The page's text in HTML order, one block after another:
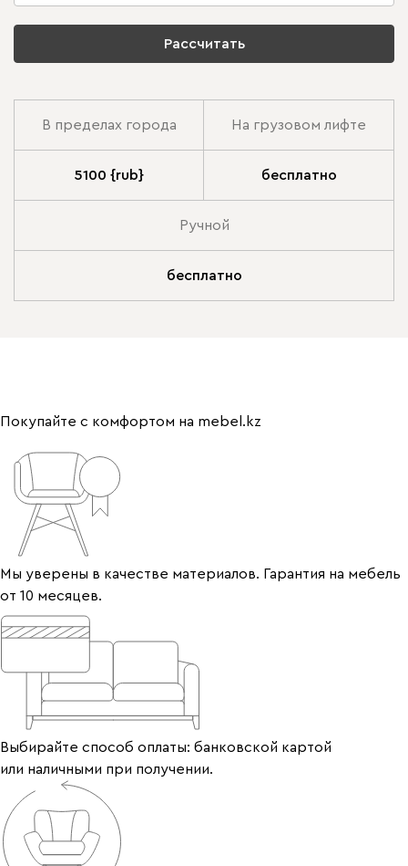
Рассчитать
В пределах города На грузовом лифте
5100 {rub} бесплатно
Ручной
бесплатно
Покупайте с комфортом на mebel.kz
Мы уверены в качестве материалов. Гарантия на мебель
от 10 месяцев.
Выбирайте способ оплаты: банковской картой
или наличными при получении.